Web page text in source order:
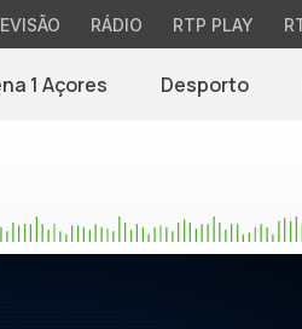
RÁDIO RTP PLAY
1 Açores Desporto